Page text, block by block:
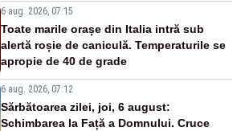
6 aug. 2026, 07:15
Toate marile orașe din Italia intră sub
alertă roșie de caniculă. Temperaturile se
apropie de 40 de grade
6 aug. 2026, 07:12
Sărbătoarea zilei, joi, 6 august:
Schimbarea la Față a Domnului. Cruce